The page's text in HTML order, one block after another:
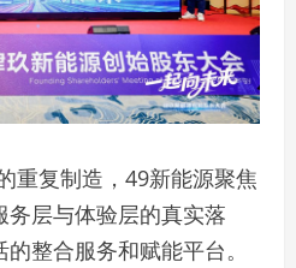
重复制造，49新能源聚焦
层与体验层的真实落
整合服务和赋能平台。